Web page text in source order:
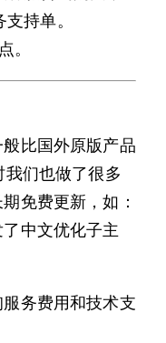
持单。
。
比国外原版产品
们也做了很多
免费更新，如：
中文优化子主
务费用和技术支